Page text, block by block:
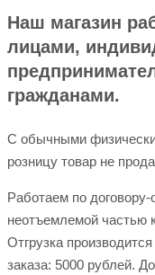
Наш магазин
лицами,
гражданами.
С обычными
розницу товар не
Работаем по
неотъемлемой частью
Отгрузка
заказа: 5000 рублей.